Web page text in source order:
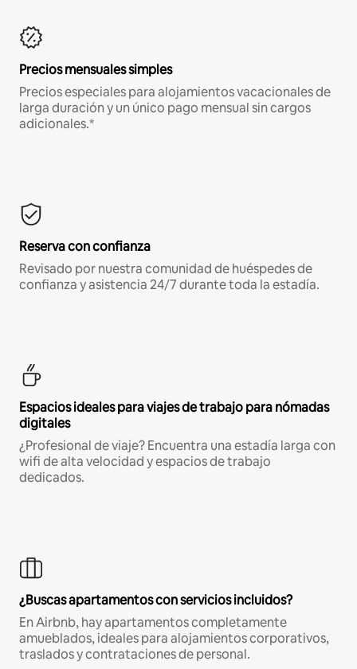
Precios mensuales simples
Precios especiales para alojamientos vacacionales de
larga duración y un único pago mensual sin cargos
adicionales.*
Reserva con confianza
Revisado por nuestra comunidad de huéspedes de
confianza y asistencia 24/7 durante toda la estadía.
Espacios ideales para viajes de trabajo para nómadas
digitales
¿Profesional de viaje? Encuentra una estadía larga con
wifi de alta velocidad y espacios de trabajo
dedicados.
¿Buscas apartamentos con servicios incluidos?
En Airbnb, hay apartamentos completamente
amueblados, ideales para alojamientos corporativos,
traslados y contrataciones de personal.